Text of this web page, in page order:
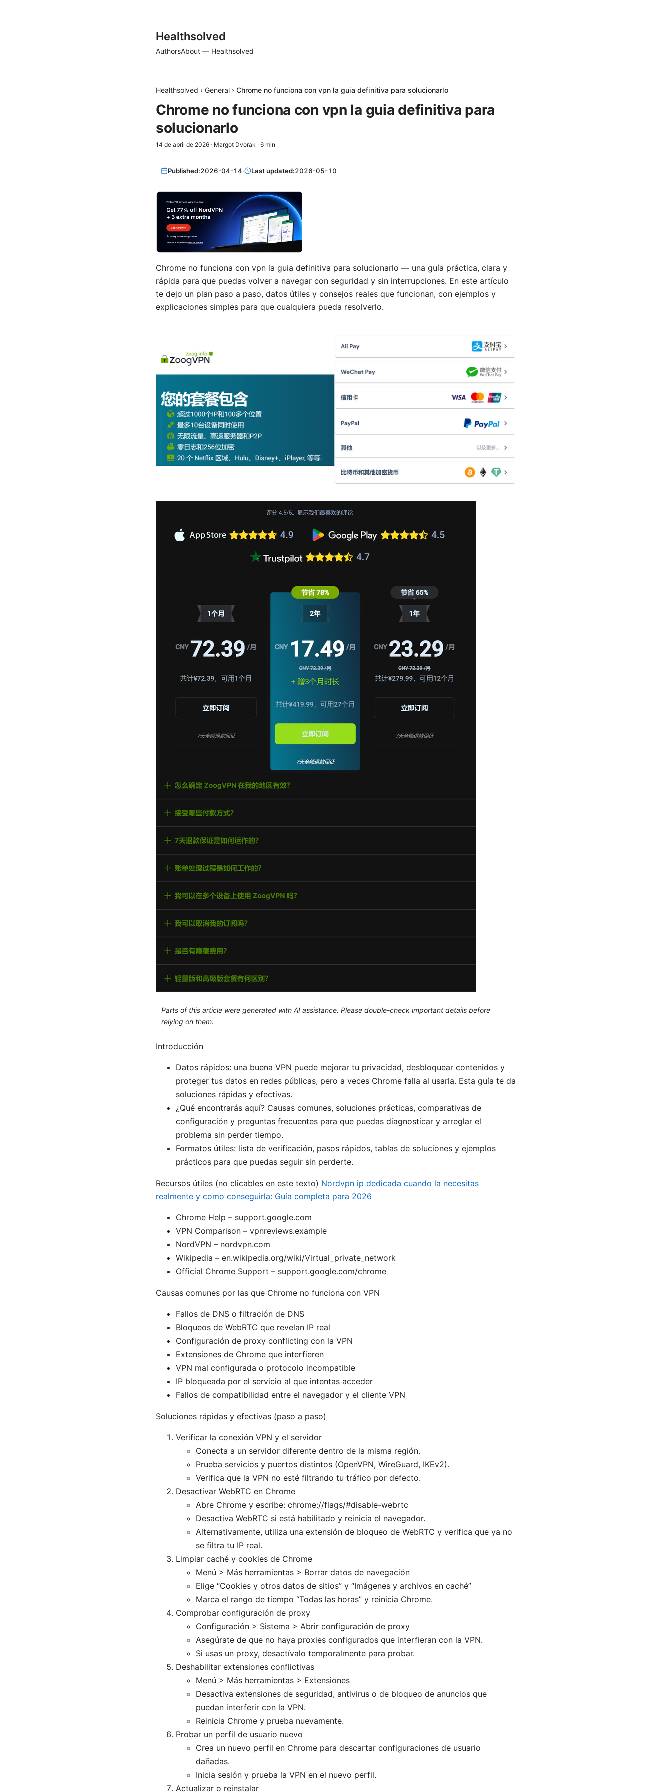
Healthsolved
AuthorsAbout — Healthsolved
Healthsolved › General › Chrome no funciona con vpn la guia definitiva para solucionarlo
Chrome no funciona con vpn la guia definitiva para
solucionarlo
14 de abril de 2026 · Margot Dvorak · 6 min
Published:2026-04-14· Last updated:2026-05-10
Chrome no funciona con vpn la guia definitiva para solucionarlo — una guía práctica, clara y
rápida para que puedas volver a navegar con seguridad y sin interrupciones. En este artículo
te dejo un plan paso a paso, datos útiles y consejos reales que funcionan, con ejemplos y
explicaciones simples para que cualquiera pueda resolverlo.
Parts of this article were generated with AI assistance. Please double-check important details before
relying on them.
Introducción
Datos rápidos: una buena VPN puede mejorar tu privacidad, desbloquear contenidos y
proteger tus datos en redes públicas, pero a veces Chrome falla al usarla. Esta guía te da
soluciones rápidas y efectivas.
¿Qué encontrarás aquí? Causas comunes, soluciones prácticas, comparativas de
configuración y preguntas frecuentes para que puedas diagnosticar y arreglar el
problema sin perder tiempo.
Formatos útiles: lista de verificación, pasos rápidos, tablas de soluciones y ejemplos
prácticos para que puedas seguir sin perderte.
Recursos útiles (no clicables en este texto) Nordvpn ip dedicada cuando la necesitas
realmente y como conseguirla: Guía completa para 2026
Chrome Help – support.google.com
VPN Comparison – vpnreviews.example
NordVPN – nordvpn.com
Wikipedia – en.wikipedia.org/wiki/Virtual_private_network
Official Chrome Support – support.google.com/chrome
Causas comunes por las que Chrome no funciona con VPN
Fallos de DNS o filtración de DNS
Bloqueos de WebRTC que revelan IP real
Configuración de proxy conflicting con la VPN
Extensiones de Chrome que interfieren
VPN mal configurada o protocolo incompatible
IP bloqueada por el servicio al que intentas acceder
Fallos de compatibilidad entre el navegador y el cliente VPN
Soluciones rápidas y efectivas (paso a paso)
Verificar la conexión VPN y el servidor
Conecta a un servidor diferente dentro de la misma región.
Prueba servicios y puertos distintos (OpenVPN, WireGuard, IKEv2).
Verifica que la VPN no esté filtrando tu tráfico por defecto.
Desactivar WebRTC en Chrome
Abre Chrome y escribe: chrome://flags/#disable-webrtc
Desactiva WebRTC si está habilitado y reinicia el navegador.
Alternativamente, utiliza una extensión de bloqueo de WebRTC y verifica que ya no
se filtra tu IP real.
Limpiar caché y cookies de Chrome
Menú > Más herramientas > Borrar datos de navegación
Elige “Cookies y otros datos de sitios” y “Imágenes y archivos en caché”
Marca el rango de tiempo “Todas las horas” y reinicia Chrome.
Comprobar configuración de proxy
Configuración > Sistema > Abrir configuración de proxy
Asegúrate de que no haya proxies configurados que interfieran con la VPN.
Si usas un proxy, desactívalo temporalmente para probar.
Deshabilitar extensiones conflictivas
Menú > Más herramientas > Extensiones
Desactiva extensiones de seguridad, antivirus o de bloqueo de anuncios que
puedan interferir con la VPN.
Reinicia Chrome y prueba nuevamente.
Probar un perfil de usuario nuevo
Crea un nuevo perfil en Chrome para descartar configuraciones de usuario
dañadas.
Inicia sesión y prueba la VPN en el nuevo perfil.
Actualizar o reinstalar